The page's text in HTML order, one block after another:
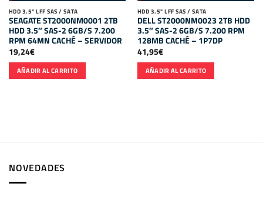
HDD 3.5" LFF SAS / SATA
SEAGATE ST2000NM0001 2TB
HDD 3.5″ SAS-2 6GB/S 7.200
RPM 64MN CACHÉ – SERVIDOR
19,24€
AÑADIR AL CARRITO
HDD 3.5" LFF SAS / SATA
DELL ST2000NM0023 2TB HDD
3.5″ SAS-2 6GB/S 7.200 RPM
128MB CACHÉ – 1P7DP
41,95€
AÑADIR AL CARRITO
NOVEDADES